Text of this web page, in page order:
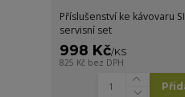
Příslušenství ke kávovaru
servisní set
998 Kč/KS
825 Kč bez DPH